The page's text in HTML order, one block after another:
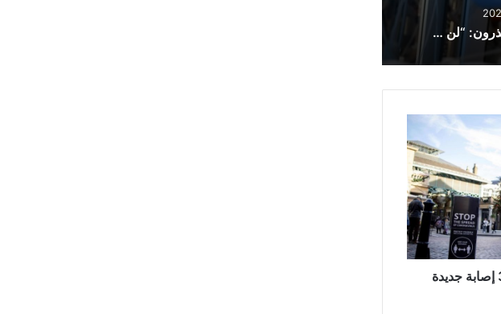
علماء يحذرون: “لن تعود بريطانيا إلى الحياة الطبيعية بعد 21 يونيو”
المملكة المتحدة تسجل 39036 إصابة جديدة